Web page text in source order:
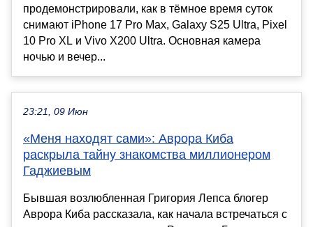
продемонстрировали, как в тёмное время суток
снимают iPhone 17 Pro Max, Galaxy S25 Ultra, Pixel
10 Pro XL и Vivo X200 Ultra. Основная камера
ночью и вечер...
23:21, 09 Июн
«Меня находят сами»: Аврора Киба
раскрыла тайну знакомства миллионером
Гаджиевым
Бывшая возлюбленная Григория Лепса блогер
Аврора Киба рассказала, как начала встречаться с